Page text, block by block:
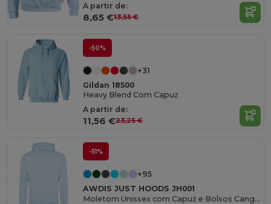
A partir de:
8,65 €13,55 €
-50%
+31
Gildan 18500
Heavy Blend Com Capuz
A partir de:
11,56 €23,25 €
-51%
+95
AWDIS JUST HOODS JH001
Moletom Unissex com Capuz e Bolsos Canguru